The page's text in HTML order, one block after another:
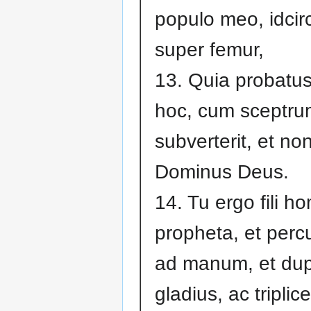
populo meo,
super femur,
13. Quia
hoc, cum
subverterit, et
Dominus Deus.
14. Tu ergo fili
propheta, et
ad manum, et
gladius, ac